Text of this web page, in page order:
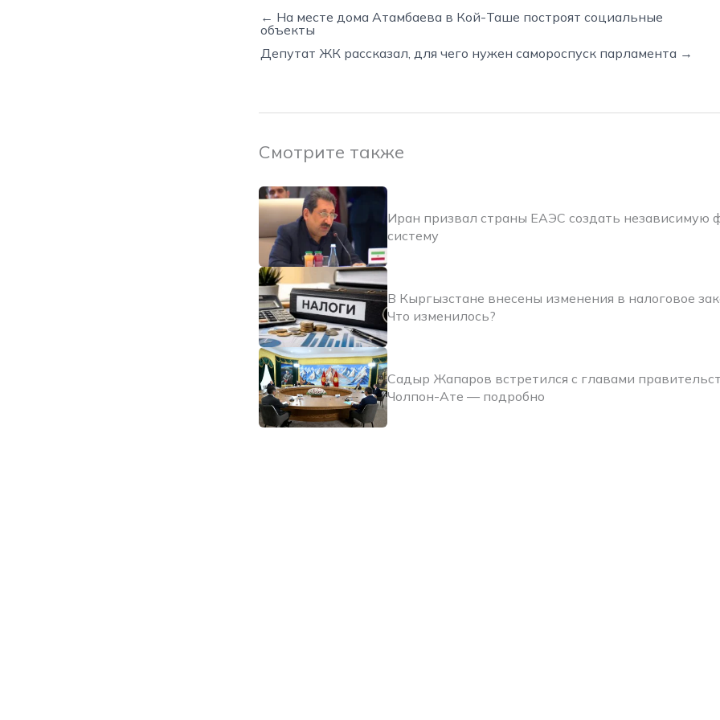
← На месте дома Атамбаева в Кой-Таше построят социальные
объекты
Депутат ЖК рассказал, для чего нужен самороспуск парламента →
Смотрите также
Иран призвал страны ЕАЭС создать независимую
систему
В Кыргызстане внесены изменения в налоговое
Что изменилось?
Садыр Жапаров встретился с главами
Чолпон-Ате — подробно